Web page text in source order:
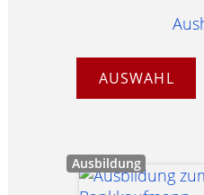
AUSWAHL
Ausbildung